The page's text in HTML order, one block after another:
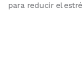
para reducir el